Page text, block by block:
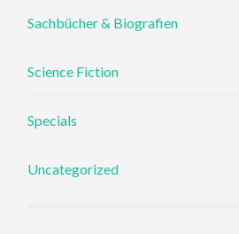
Sachbücher & Biografien
Science Fiction
Specials
Uncategorized